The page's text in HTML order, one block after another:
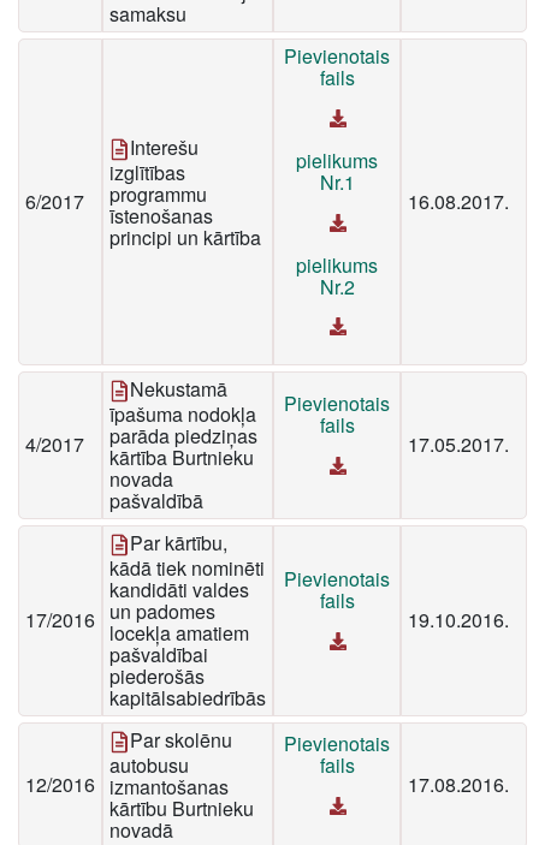
samaksu
6/2017
Interešu
izglītības
programmu
īstenošanas
principi un kārtība
Pievienotais
fails
pielikums
Nr.1
pielikums
Nr.2
16.08.2017.
4/2017
Nekustamā
īpašuma nodokļa
parāda piedziņas
kārtība Burtnieku
novada
pašvaldībā
Pievienotais
fails
17.05.2017.
17/2016
Par kārtību,
kādā tiek nominēti
kandidāti valdes
un padomes
locekļa amatiem
pašvaldībai
piederošās
kapitālsabiedrībās
Pievienotais
fails
19.10.2016.
12/2016
Par skolēnu
autobusu
izmantošanas
kārtību Burtnieku
novadā
Pievienotais
fails
17.08.2016.